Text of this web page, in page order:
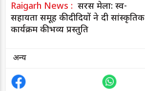
Raigarh News : सरस मेला: स्व-
सहायता समूह की दीदियों ने दी सांस्कृतिक
कार्यक्रम की भव्य प्रस्तुति
अन्य